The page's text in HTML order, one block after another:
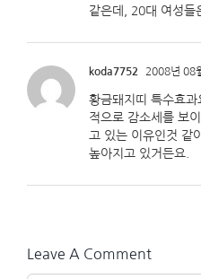
같은데, 20대 여성들
koda7752 2008년 08
황금돼지띠 특수효
적으로 감소세를 보
고 있는 이유인것 같
높아지고 있거든요.
Leave A Comment